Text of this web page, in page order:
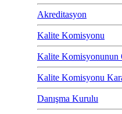
Akreditasyon
Kalite Komisyonu
Kalite Komisyonunun
Kalite Komisyonu
Danışma Kurulu